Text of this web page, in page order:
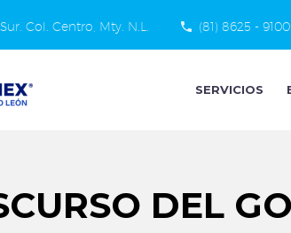
Col. Centro, Mty. N.L. (81) 8625 - 9100
SERVICIOS
DEL